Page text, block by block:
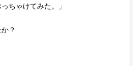
ちゃけてみた。」
？